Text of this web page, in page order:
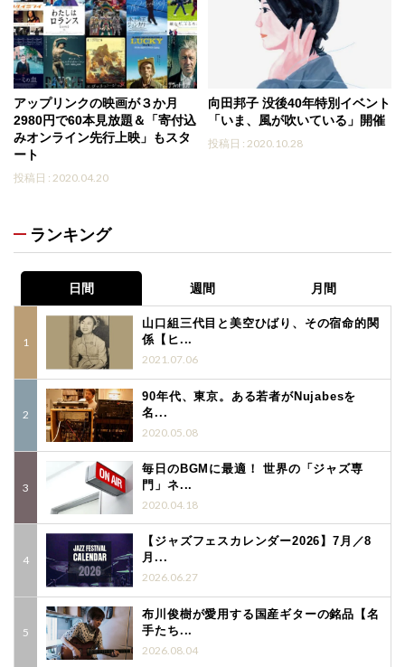
アップリンクの映画が３か月
2980円で60本見放題＆「寄付込
みオンライン先行上映」もスタ
ート
投稿日 : 2020.04.20
向田邦子 没後40年特別イベント
「いま、風が吹いている」開催
投稿日 : 2020.10.28
ランキング
日間 週間 月間
山口組三代目と美空ひばり、その宿命的関
係【ヒ...
2021.07.06
90年代、東京。ある若者がNujabesを
名...
2020.05.08
毎日のBGMに最適！ 世界の「ジャズ専
門」ネ...
2020.04.18
【ジャズフェスカレンダー2026】7月／8
月...
2026.06.27
布川俊樹が愛用する国産ギターの銘品【名
手たち...
2026.08.04